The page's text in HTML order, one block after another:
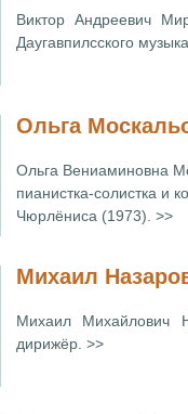
Виктор Андреевич
Даугавпилсского
Ольга
Ольга Вениаминовна
пианистка-солистка и
Чюрлёниса (1973). >>
Михаил
Михаил Михайлович
дирижёр. >>